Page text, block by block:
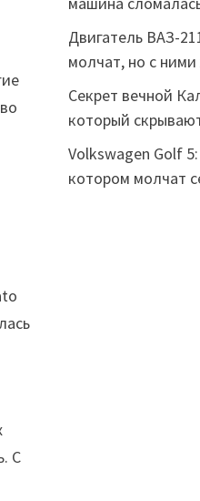
С
Двигатель ВАЗ-
молчат, но с
Секрет вечной
который
Volkswagen Golf
котором молчат